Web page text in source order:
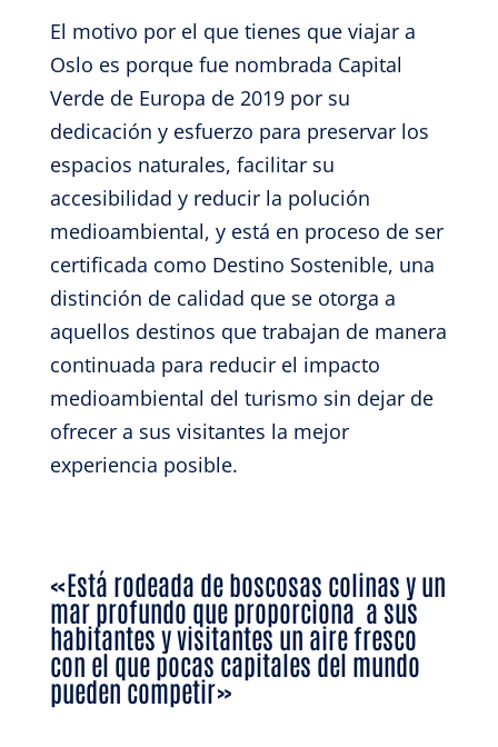
El motivo por el que tienes que viajar a
Oslo es porque fue nombrada Capital
Verde de Europa de 2019 por su
dedicación y esfuerzo para preservar los
espacios naturales, facilitar su
accesibilidad y reducir la polución
medioambiental, y está en proceso de ser
certificada como Destino Sostenible, una
distinción de calidad que se otorga a
aquellos destinos que trabajan de manera
continuada para reducir el impacto
medioambiental del turismo sin dejar de
ofrecer a sus visitantes la mejor
experiencia posible.
«Está rodeada de boscosas colinas y un
mar profundo que proporciona a sus
habitantes y visitantes un aire fresco
con el que pocas capitales del mundo
pueden competir»